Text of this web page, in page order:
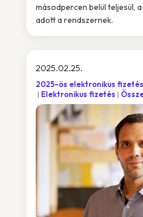
másodpercen belül teljesül,
adott a rendszernek.
2025.02.25.
2025-ös elektronikus
Elektronikus fizetés